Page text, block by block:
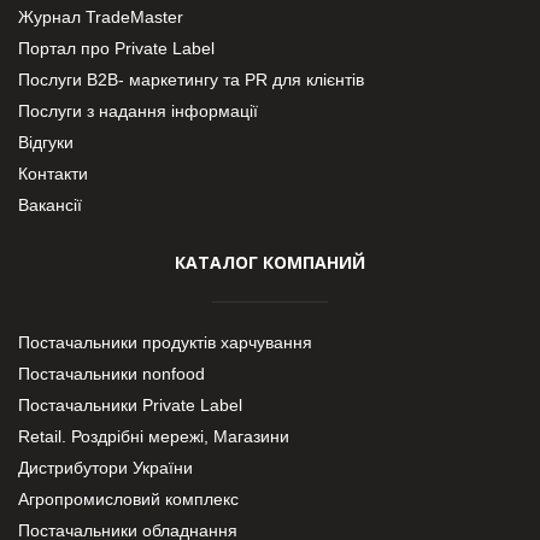
Журнал TradeMaster
Портал про Private Label
Послуги В2В- маркетингу та PR для клієнтів
Послуги з надання інформації
Відгуки
Контакти
Вакансії
КАТАЛОГ КОМПАНИЙ
Постачальники продуктів харчування
Постачальники nonfood
Постачальники Private Label
Retail. Роздрібні мережі, Магазини
Дистрибутори України
Агропромисловий комплекс
Постачальники обладнання